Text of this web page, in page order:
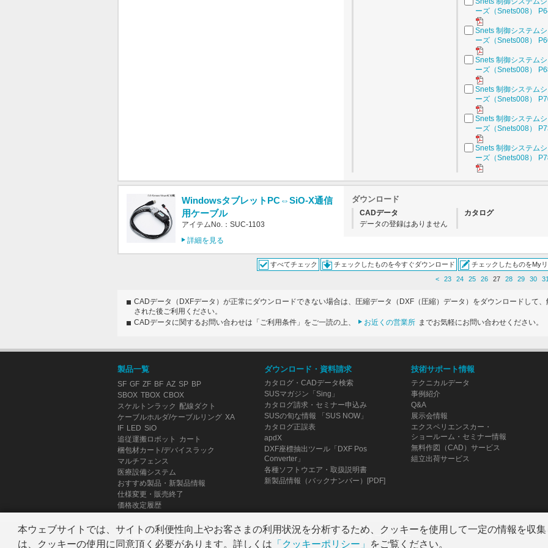
ーズ（Snets008）
Snets 制御システムシ
ーズ（Snets008）
Snets 制御システムシ
ーズ（Snets008）
Snets 制御システムシ
ーズ（Snets008）
Snets 制御システムシ
ーズ（Snets008）
Snets 制御システムシ
ーズ（Snets008）
WindowsタブレットPC⇔SiO-X通信
用ケーブル
アイテムNo.：SUC-1103
詳細を見る
ダウンロード
CADデータ
データの登録はありません
カタログ
すべてチェック チェックしたものを今すぐダウンロード
チェックしたものをMy
<
23 24 25 26 27 28 29 30 31
CADデータ（DXFデータ）が正常にダウンロードできない場合は、圧縮データ（DXF（圧縮）データ）をダウンロードして、
された後ご利用ください。
CADデータに関するお問い合わせは「ご利用条件」をご一読の上、
お近くの営業所 までお気軽にお問い合わせください。
製品一覧
SF GF ZF BF AZ SP BP
SBOX TBOX CBOX
スケルトンラック 配線ダクト
ケーブルホルダ/ケーブルリング XA
IF LED SiO
追従運搬ロボット
カート
梱包材カート/デバイスラック
マルチフェンス
医療設備システム
おすすめ製品・新製品情報
仕様変更・販売終了
価格改定履歴
ダウンロード・資料請求
カタログ・CADデータ検索
SUSマガジン「Sing」
カタログ請求・セミナー申込み
SUSの旬な情報 「SUS NOW」
カタログ正誤表
apdX
DXF座標抽出ツール「DXF Pos
Converter」
各種ソフトウエア・取扱説明書
新製品情報（バックナンバー）[PDF]
技術サポート情報
テクニカルデータ
事例紹介
Q&A
展示会情報
エクスペリエンスカー・
ショールーム・セミナー情報
無料作図（CAD）サービス
組立出荷サービス
会社概要 サイトマップ ご利用規約 個人情報保護について クッキーポリシー
本ウェブサイトでは、サイトの利便性向上やお客さまの利用状況を分析するため、クッキーを使用して一定の情報を収
は、クッキーの使用に同意頂く必要があります。詳しくは 「クッキーポリシー」 をご覧ください。